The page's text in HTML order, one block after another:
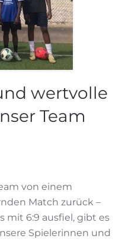
wertvolle
Team
von einem
Match zurück –
mit 6:9 ausfiel, gibt es
Spielerinnen und